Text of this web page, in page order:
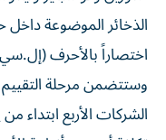
الذخائر الموضوعة
اختصاراً بالأحرف
وستتضمن مرحلة